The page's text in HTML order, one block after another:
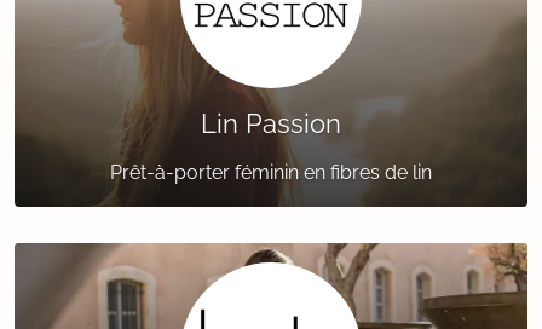
Lin Passion
Prêt-à-porter féminin en fibres de lin